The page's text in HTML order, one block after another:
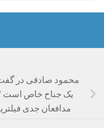
محمود صادقی در
یک جناح خاص است /
مدافعان جدی